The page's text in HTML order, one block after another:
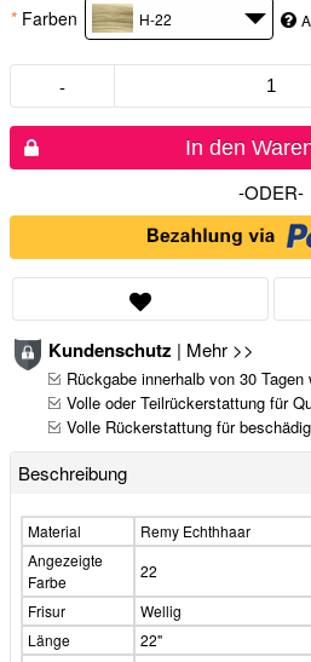
* Farben H-22
-
In den
-ODER-
Kundenschutz | Mehr >>
Rückgabe innerhalb von 30 Tagen
Volle oder Teilrückerstattung für
Volle Rückerstattung für
Beschreibung
Material
Remy Echthhaar
Angezeigte
Farbe
22
Frisur
Wellig
Länge
22"